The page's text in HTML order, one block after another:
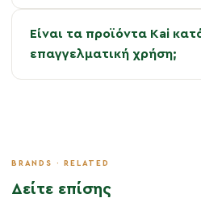
Είναι τα προϊόντα Kai
επαγγελματική χρήση;
Δείτε επίσης